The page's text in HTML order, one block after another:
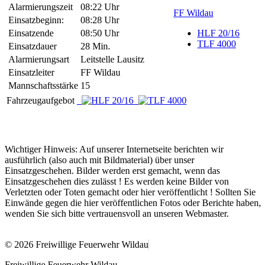
Alarmierungszeit
08:22 Uhr
Einsatzbeginn:
08:28 Uhr
Einsatzende
08:50 Uhr
Einsatzdauer
28 Min.
Alarmierungsart
Leitstelle Lausitz
Einsatzleiter
FF Wildau
Mannschaftsstärke 15
FF Wildau
HLF 20/16
TLF 4000
Fahrzeugaufgebot
Wichtiger Hinweis: Auf unserer Internetseite berichten wir
ausführlich (also auch mit Bildmaterial) über unser
Einsatzgeschehen. Bilder werden erst gemacht, wenn das
Einsatzgeschehen dies zulässt ! Es werden keine Bilder von
Verletzten oder Toten gemacht oder hier veröffentlicht ! Sollten Sie
Einwände gegen die hier veröffentlichen Fotos oder Berichte haben,
wenden Sie sich bitte vertrauensvoll an unseren Webmaster.
© 2026 Freiwillige Feuerwehr Wildau